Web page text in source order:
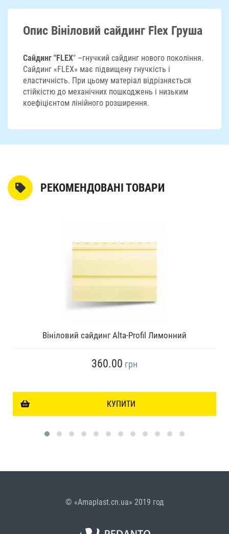
ДОСТАВКА
Опис Вініловий сайдинг Flex Груша
Сайдинг "FLEX" –гнучкий сайдинг нового покоління.
Сайдинг «FLEX» має підвищену гнучкість і
еластичність. При цьому матеріал відрізняється
стійкістю до механічних пошкоджень і низьким
коефіцієнтом лінійного розширення.
РЕКОМЕНДОВАНІ ТОВАРИ
Вініловий сайдинг Alta-Profil Лимонний
360.00 грн
КУПИТИ
© «Amaplast.cn.ua» 2019 год